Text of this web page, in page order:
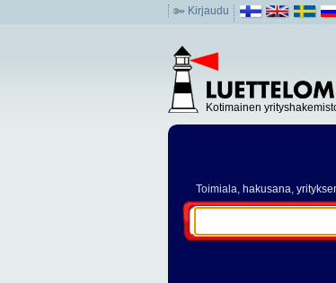
Kirjaudu
Kotimainen
Toimiala, hakusana,